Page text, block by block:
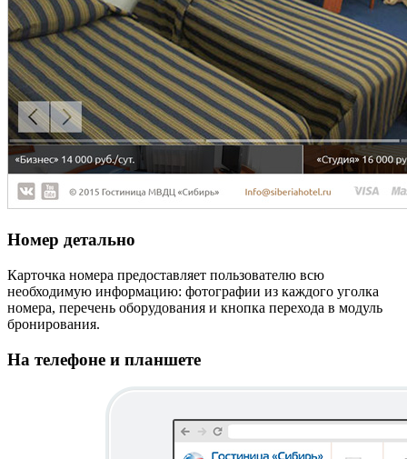
Номер детально
Карточка номера предоставляет пользователю всю
необходимую информацию: фотографии из каждого уголка
номера, перечень оборудования и кнопка перехода в модуль
бронирования.
На телефоне и планшете